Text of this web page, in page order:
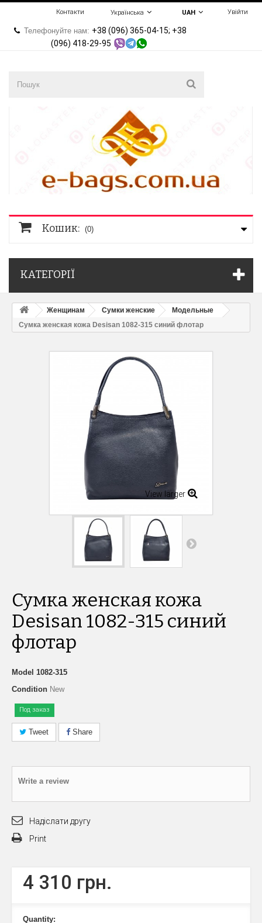
Увійти
UAH
Українська
Контакти
Телефонуйте нам: +38 (096) 365-04-15; +38
(096) 418-29-95
Кошик: (0)
КАТЕГОРІЇ
Женщинам Сумки женские
Модельные
Сумка женская кожа Desisan 1082-315 синий флотар
View larger
Сумка женская кожа
Desisan 1082-315 синий
флотар
Model 1082-315
Condition New
Под заказ
Tweet Share
Write a review
Надіслати другу
Print
4 310 грн.
Quantity: